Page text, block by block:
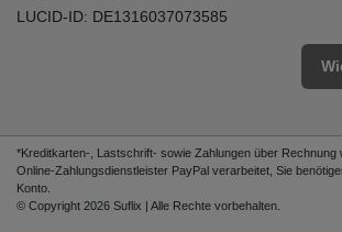
LUCID-ID: DE1316037073585
*Kreditkarten-, Lastschrift- sowie Zahlungen über Rechnung
Online-Zahlungsdienstleister PayPal verarbeitet, Sie
Konto.
© Copyright 2026 Suflix | Alle Rechte vorbehalten.